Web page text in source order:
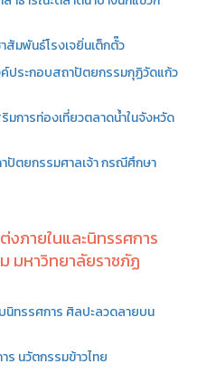
สัมพันธ์โรงเจยิ่นเต็กตั๊ว
ประกอบสถาปัตยกรรมกุฏิวัดแก้ว
มการท่องเที่ยวตลาดน้ำในจังหวัด
ปัตยกรรมศาลเจ้า กรณีศึกษา
ภายในและนิทรรศการ
มหาวิทยาลัยราชภัฏ
นิทรรศการ ศิลปะลวดลายบน
ร นวัตกรรมข้าวไทย